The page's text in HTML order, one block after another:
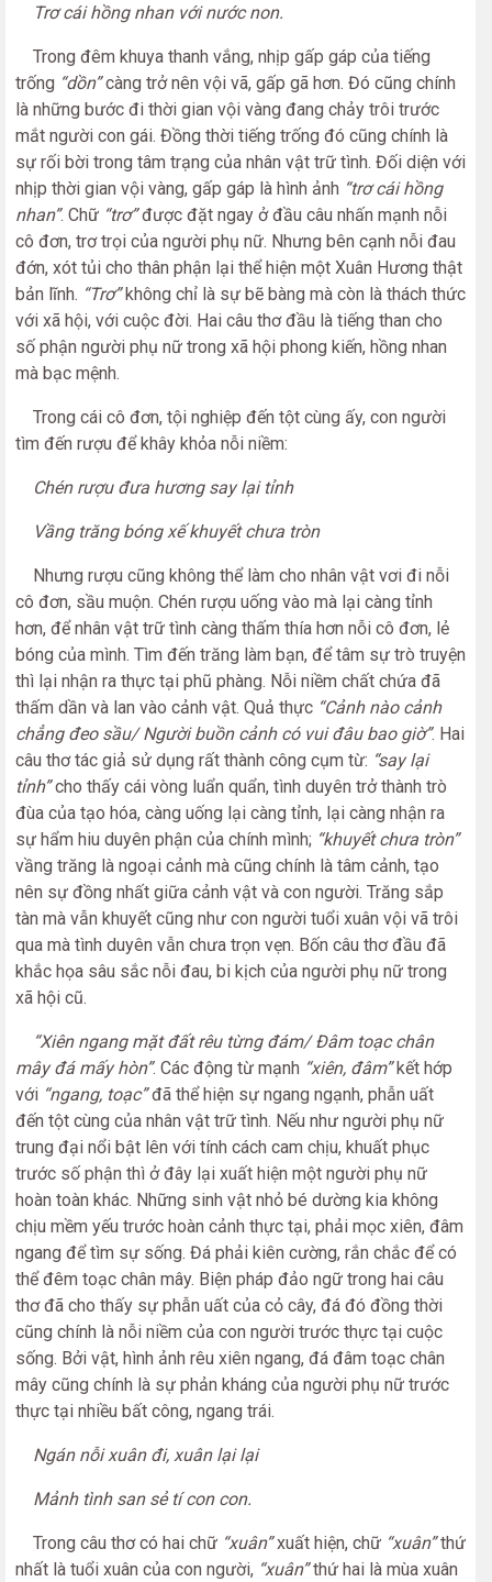
Trơ cái hồng nhan với nước non.
Trong đêm khuya thanh vắng, nhịp gấp gáp của tiếng
trống “dồn”càng trở nên vội vã, gấp gã hơn. Đó cũng chính
là những bước đi thời gian vội vàng đang chảy trôi trước
mắt người con gái. Đồng thời tiếng trống đó cũng chính là
sự rối bời trong tâm trạng của nhân vật trữ tình. Đối diện với
nhịp thời gian vội vàng, gấp gáp là hình ảnh “trơ cái hồng
nhan”. Chữ “trơ”được đặt ngay ở đầu câu nhấn mạnh nỗi
cô đơn, trơ trọi của người phụ nữ. Nhưng bên cạnh nỗi đau
đớn, xót tủi cho thân phận lại thể hiện một Xuân Hương thật
bản lĩnh. “Trơ”không chỉ là sự bẽ bàng mà còn là thách thức
với xã hội, với cuộc đời. Hai câu thơ đầu là tiếng than cho
số phận người phụ nữ trong xã hội phong kiến, hồng nhan
mà bạc mệnh.
Trong cái cô đơn, tội nghiệp đến tột cùng ấy, con người
tìm đến rượu để khây khỏa nỗi niềm:
Chén rượu đưa hương say lại tỉnh
Vầng trăng bóng xế khuyết chưa tròn
Nhưng rượu cũng không thể làm cho nhân vật vơi đi nỗi
cô đơn, sầu muộn. Chén rượu uống vào mà lại càng tỉnh
hơn, để nhân vật trữ tình càng thấm thía hơn nỗi cô đơn, lẻ
bóng của mình. Tìm đến trăng làm bạn, để tâm sự trò truyện
thì lại nhận ra thực tại phũ phàng. Nỗi niềm chất chứa đã
thấm dần và lan vào cảnh vật. Quả thực “Cảnh nào cảnh
chẳng đeo sầu/ Người buồn cảnh có vui đâu bao giờ”. Hai
câu thơ tác giả sử dụng rất thành công cụm từ: “say lại
tỉnh”cho thấy cái vòng luẩn quẩn, tình duyên trở thành trò
đùa của tạo hóa, càng uống lại càng tỉnh, lại càng nhận ra
sự hẩm hiu duyên phận của chính mình; “khuyết chưa tròn”
vầng trăng là ngoại cảnh mà cũng chính là tâm cảnh, tạo
nên sự đồng nhất giữa cảnh vật và con người. Trăng sắp
tàn mà vẫn khuyết cũng như con người tuổi xuân vội vã trôi
qua mà tình duyên vẫn chưa trọn vẹn. Bốn câu thơ đầu đã
khắc họa sâu sắc nỗi đau, bi kịch của người phụ nữ trong
xã hội cũ.
“Xiên ngang mặt đất rêu từng đám/ Đâm toạc chân
mây đá mấy hòn”. Các động từ mạnh “xiên, đâm”kết hớp
với “ngang, toạc”đã thể hiện sự ngang ngạnh, phẫn uất
đến tột cùng của nhân vật trữ tình. Nếu như người phụ nữ
trung đại nổi bật lên với tính cách cam chịu, khuất phục
trước số phận thì ở đây lại xuất hiện một người phụ nữ
hoàn toàn khác. Những sinh vật nhỏ bé dường kia không
chịu mềm yếu trước hoàn cảnh thực tại, phải mọc xiên, đâm
ngang để tìm sự sống. Đá phải kiên cường, rắn chắc để có
thể đêm toạc chân mây. Biện pháp đảo ngữ trong hai câu
thơ đã cho thấy sự phẫn uất của cỏ cây, đá đó đồng thời
cũng chính là nỗi niềm của con người trước thực tại cuộc
sống. Bởi vật, hình ảnh rêu xiên ngang, đá đâm toạc chân
mây cũng chính là sự phản kháng của người phụ nữ trước
thực tại nhiều bất công, ngang trái.
Ngán nỗi xuân đi, xuân lại lại
Mảnh tình san sẻ tí con con.
Trong câu thơ có hai chữ “xuân”xuất hiện, chữ “xuân”thứ
nhất là tuổi xuân của con người, “xuân”thứ hai là mùa xuân